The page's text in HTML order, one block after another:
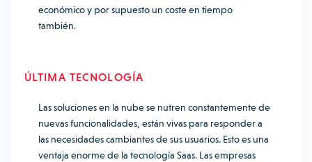
económico y por supuesto un coste en tiempo
también.
ÚLTIMA TECNOLOGÍA
Las soluciones en la nube se nutren constantemente de
nuevas funcionalidades, están vivas para responder a
las necesidades cambiantes de sus usuarios. Esto es una
ventaja enorme de la tecnología Saas. Las empresas